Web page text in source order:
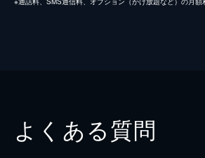
よくある質問